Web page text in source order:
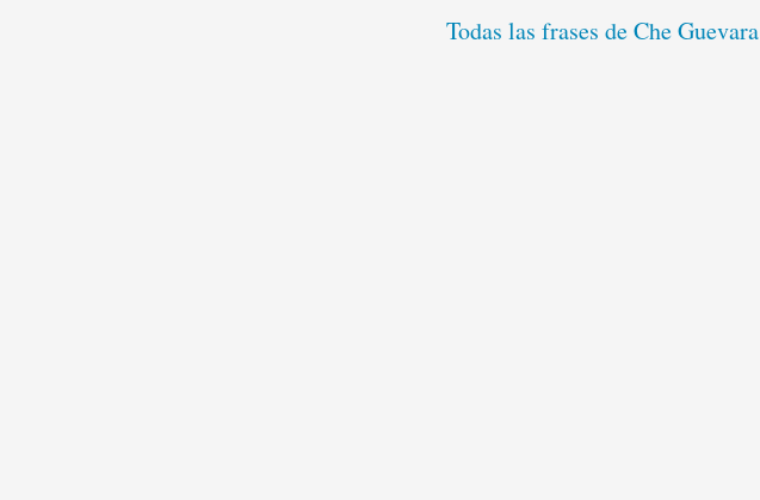
Todas las frases de Che Guevara